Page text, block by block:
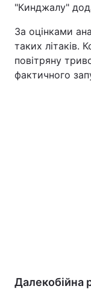
"Кинджалу"
За оцінками
таких літаків.
повітряну
фактичного
Далекобійна